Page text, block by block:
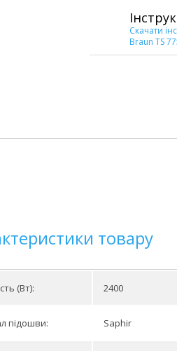
Скачати
Braun TS
товару
(Вт): 2400
підошви: Saphir